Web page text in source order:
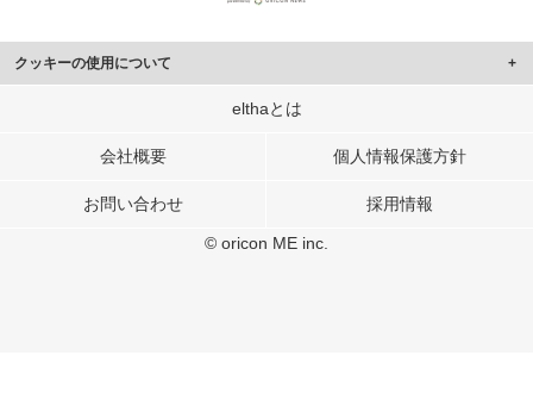
クッキーの使用について
このサイトでは Cookie を使用して、ユーザーに合わせたコンテンツや広告の
行っています。
メディアや広告配信、データ解析の各パートナーに提供しています。
elthaとは
会社概要 個人情報保護方針
お問い合わせ 採用情報
© oricon ME inc.